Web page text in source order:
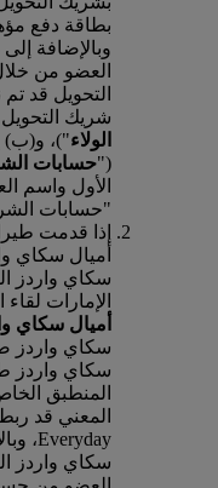
العضو من
التحويل قد
شريك
الولاء")، و(ب)
("حسابات
الأول واسم
"حسابات
إذا قدمت
أميال سكاي
سكاي واردز
الإمارات
أميال سكاي
سكاي واردز
سكاي واردز